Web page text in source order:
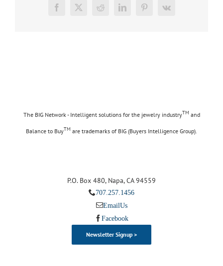
Facebook
X RedditLinkedInPinterest
Vk
The BIG Network - Intelligent solutions for the jewelry industryTM and
Balance to BuyTM are trademarks of BIG (Buyers Intelligence Group).
P.O. Box 480, Napa, CA 94559
707.257.1456
Email Us
Facebook
Newsletter Signup >